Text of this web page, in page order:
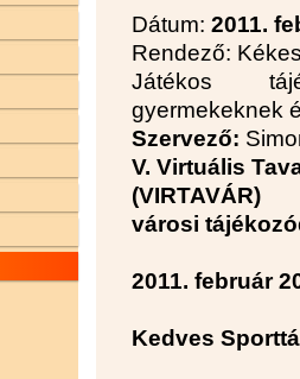
Dátum: 2011.
Rendező:
Játékos
gyermekeknek
Szervező:
V. Virtuális
(VIRTAVÁR)
városi
2011. február
Kedves